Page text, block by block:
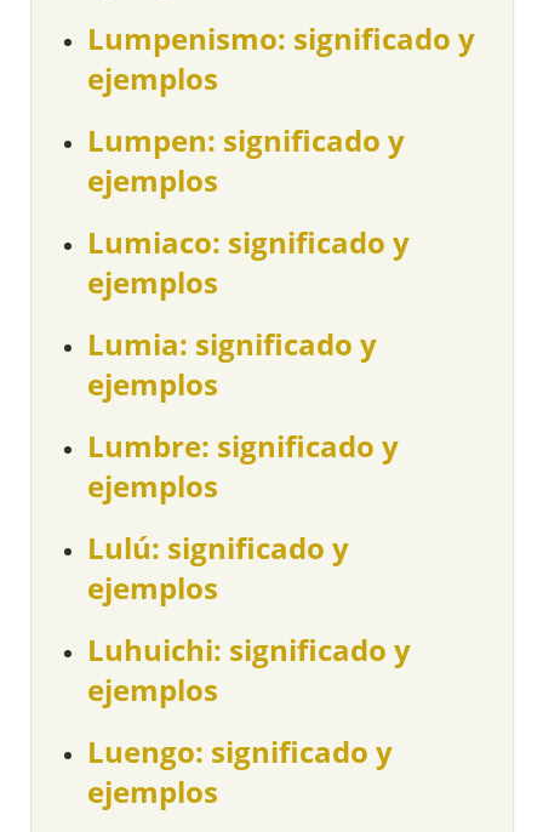
Lumpenismo: significado y
ejemplos
Lumpen: significado y
ejemplos
Lumiaco: significado y
ejemplos
Lumia: significado y
ejemplos
Lumbre: significado y
ejemplos
Lulú: significado y
ejemplos
Luhuichi: significado y
ejemplos
Luengo: significado y
ejemplos